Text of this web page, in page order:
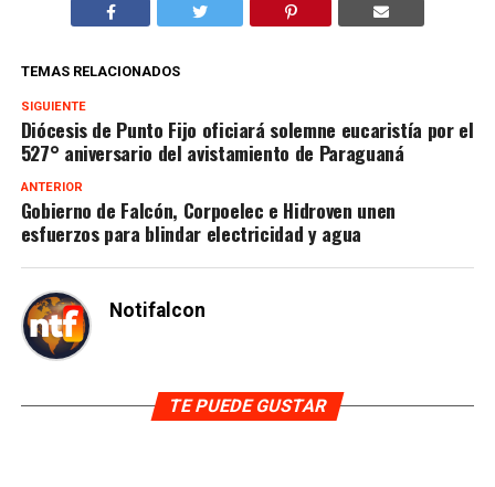
TEMAS RELACIONADOS
SIGUIENTE
Diócesis de Punto Fijo oficiará solemne eucaristía por el
527° aniversario del avistamiento de Paraguaná
ANTERIOR
Gobierno de Falcón, Corpoelec e Hidroven unen
esfuerzos para blindar electricidad y agua
Notifalcon
TE PUEDE GUSTAR